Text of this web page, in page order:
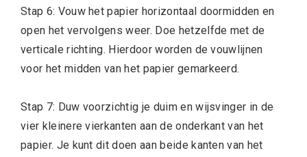
Stap 6: Vouw het papier horizontaal doormidden en
open het vervolgens weer. Doe hetzelfde met de
verticale richting. Hierdoor worden de vouwlijnen
voor het midden van het papier gemarkeerd.
Stap 7: Duw voorzichtig je duim en wijsvinger in de
vier kleinere vierkanten aan de onderkant van het
papier. Je kunt dit doen aan beide kanten van het